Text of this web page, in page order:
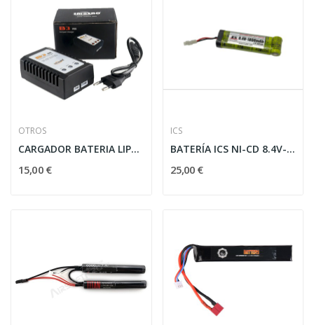
OTROS
CARGADOR BATERIA LIPO B3 PRO 7.4V/11.1V NEGRO
15,00 €
ICS
BATERÍA ICS NI-CD 8.4V-1800MAH 1STICK TAMIYA
25,00 €